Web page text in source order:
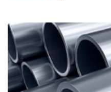
Катанка
Шестигранник
Полособульб
Полукруг
Шпунт Ларсена